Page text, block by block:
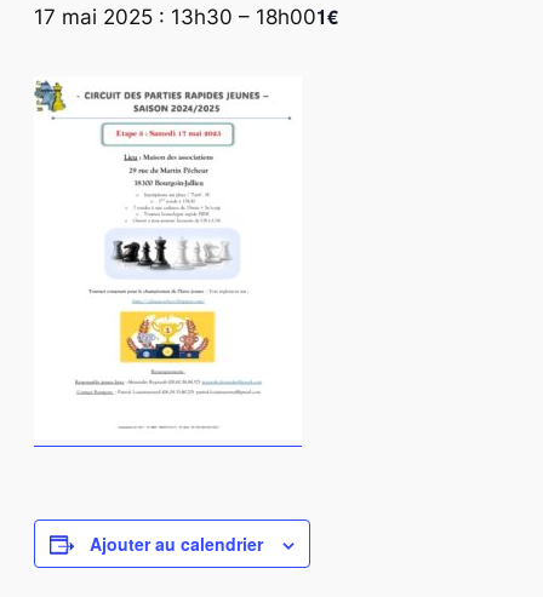
17 mai 2025 : 13h30 – 18h001€
Ajouter au calendrier